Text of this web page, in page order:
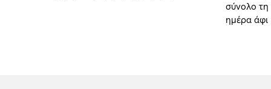
σύνολο
ημέρα